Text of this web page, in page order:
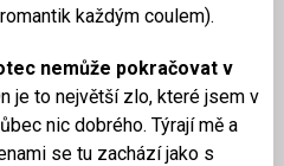
každým coulem).
nemůže pokračovat v
je to největší zlo, které jsem v
nic dobrého. Týrají mě a
se tu zachází jako s